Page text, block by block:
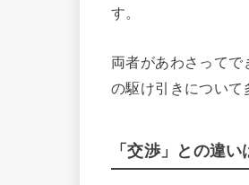
す。
両者があわさって
の駆け引きについて
「交渉」との違